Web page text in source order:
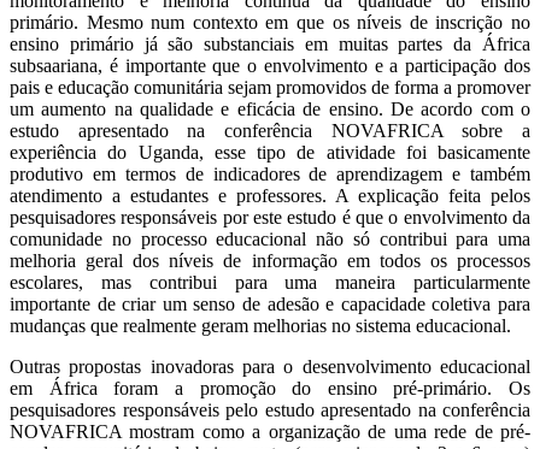
primário. Mesmo num contexto em que os níveis de inscrição no
ensino primário já são substanciais em muitas partes da África
subsaariana, é importante que o envolvimento e a participação dos
pais e educação comunitária sejam promovidos de forma a promover
um aumento na qualidade e eficácia de ensino. De acordo com o
estudo apresentado na conferência NOVAFRICA sobre a
experiência do Uganda, esse tipo de atividade foi basicamente
produtivo em termos de indicadores de aprendizagem e também
atendimento a estudantes e professores. A explicação feita pelos
pesquisadores responsáveis por este estudo é que o envolvimento da
comunidade no processo educacional não só contribui para uma
melhoria geral dos níveis de informação em todos os processos
escolares, mas contribui para uma maneira particularmente
importante de criar um senso de adesão e capacidade coletiva para
mudanças que realmente geram melhorias no sistema educacional.
Outras propostas inovadoras para o desenvolvimento educacional
em África foram a promoção do ensino pré-primário. Os
pesquisadores responsáveis pelo estudo apresentado na conferência
NOVAFRICA mostram como a organização de uma rede de pré-